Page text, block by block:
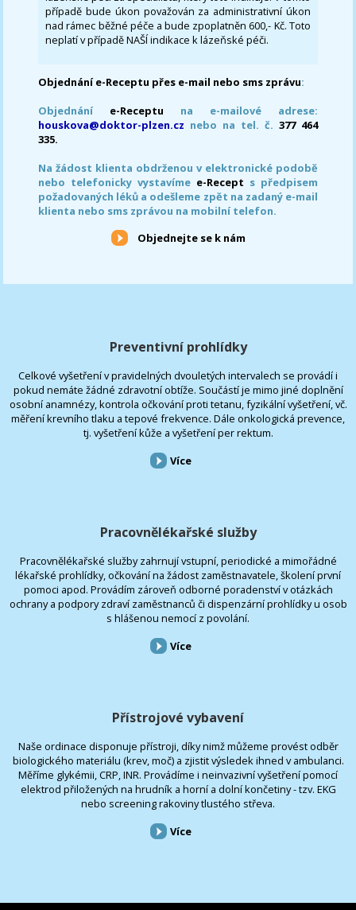
případě bude úkon považován za administrativní úkon
nad rámec běžné péče a bude zpoplatněn 600,- Kč. Toto
neplatí v případě NAŠÍ indikace k lázeňské péči.
Objednání e-Receptu přes e-mail nebo sms zprávu:
Objednání e-Receptu na e-mailové adrese:
houskova@doktor-plzen.cz nebo na tel. č. 377 464
335.
Na žádost klienta obdrženou v elektronické podobě
nebo telefonicky vystavíme e-Recept s předpisem
požadovaných léků a odešleme zpět na zadaný e-mail
klienta nebo sms zprávou na mobilní telefon.
Objednejte se k nám
Preventivní prohlídky
Celkové vyšetření v pravidelných dvouletých intervalech se provádí i
pokud nemáte žádné zdravotní obtíže. Součástí je mimo jiné doplnění
osobní anamnézy, kontrola očkování proti tetanu, fyzikální vyšetření, vč.
měření krevního tlaku a tepové frekvence. Dále onkologická prevence,
tj. vyšetření kůže a vyšetření per rektum.
Více
Pracovnělékařské služby
Pracovnělékařské služby zahrnují vstupní, periodické a mimořádné
lékařské prohlídky, očkování na žádost zaměstnavatele, školení první
pomoci apod. Provádím zároveň odborné poradenství v otázkách
ochrany a podpory zdraví zaměstnanců či dispenzární prohlídky u osob
s hlášenou nemocí z povolání.
Více
Přístrojové vybavení
Naše ordinace disponuje přístroji, díky nimž můžeme provést odběr
biologického materiálu (krev, moč) a zjistit výsledek ihned v ambulanci.
Měříme glykémii, CRP, INR. Provádíme i neinvazivní vyšetření pomocí
elektrod přiložených na hrudník a horní a dolní končetiny - tzv. EKG
nebo screening rakoviny tlustého střeva.
Více